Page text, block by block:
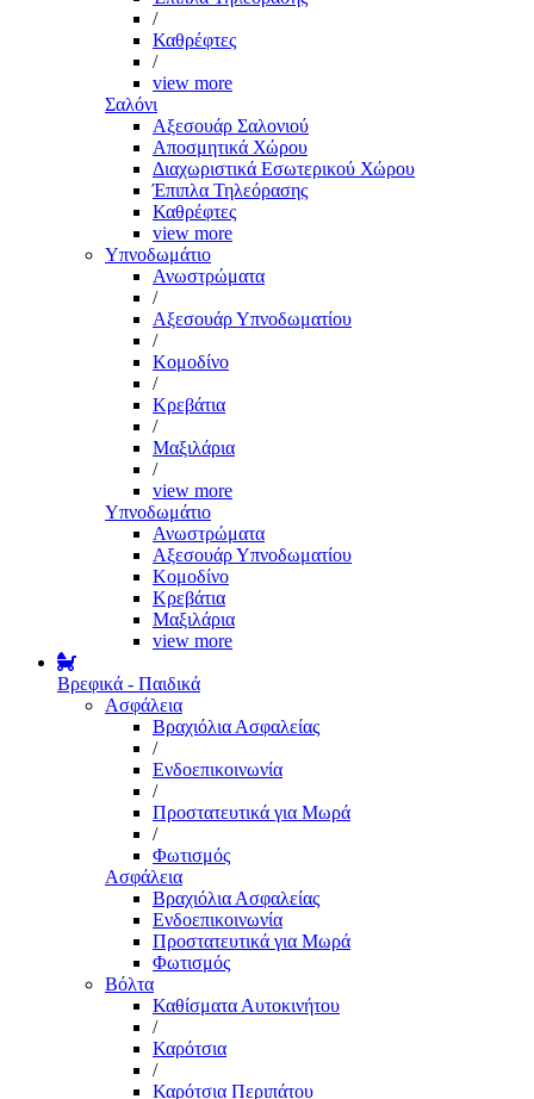
/
Καθρέφτες
/
view more
Σαλόνι
Αξεσουάρ Σαλονιού
Αποσμητικά Χώρου
Διαχωριστικά Εσωτερικού Χώρου
Έπιπλα Τηλεόρασης
Καθρέφτες
view more
Υπνοδωμάτιο
Ανωστρώματα
/
Αξεσουάρ Υπνοδωματίου
/
Κομοδίνο
/
Κρεβάτια
/
Μαξιλάρια
/
view more
Υπνοδωμάτιο
Ανωστρώματα
Αξεσουάρ Υπνοδωματίου
Κομοδίνο
Κρεβάτια
Μαξιλάρια
view more
Βρεφικά - Παιδικά
Ασφάλεια
Βραχιόλια Ασφαλείας
/
Ενδοεπικοινωνία
/
Προστατευτικά για Μωρά
/
Φωτισμός
Ασφάλεια
Βραχιόλια Ασφαλείας
Ενδοεπικοινωνία
Προστατευτικά για Μωρά
Φωτισμός
Βόλτα
Καθίσματα Αυτοκινήτου
/
Καρότσια
/
Καρότσια Περιπάτου